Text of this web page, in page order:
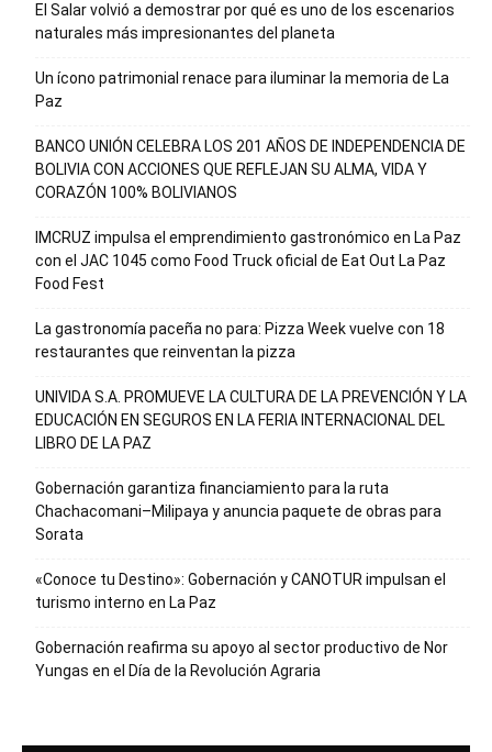
El Salar volvió a demostrar por qué es uno de los escenarios
naturales más impresionantes del planeta
Un ícono patrimonial renace para iluminar la memoria de La
Paz
BANCO UNIÓN CELEBRA LOS 201 AÑOS DE INDEPENDENCIA DE
BOLIVIA CON ACCIONES QUE REFLEJAN SU ALMA, VIDA Y
CORAZÓN 100% BOLIVIANOS
IMCRUZ impulsa el emprendimiento gastronómico en La Paz
con el JAC 1045 como Food Truck oficial de Eat Out La Paz
Food Fest
La gastronomía paceña no para: Pizza Week vuelve con 18
restaurantes que reinventan la pizza
UNIVIDA S.A. PROMUEVE LA CULTURA DE LA PREVENCIÓN Y LA
EDUCACIÓN EN SEGUROS EN LA FERIA INTERNACIONAL DEL
LIBRO DE LA PAZ
Gobernación garantiza financiamiento para la ruta
Chachacomani–Milipaya y anuncia paquete de obras para
Sorata
«Conoce tu Destino»: Gobernación y CANOTUR impulsan el
turismo interno en La Paz
Gobernación reafirma su apoyo al sector productivo de Nor
Yungas en el Día de la Revolución Agraria